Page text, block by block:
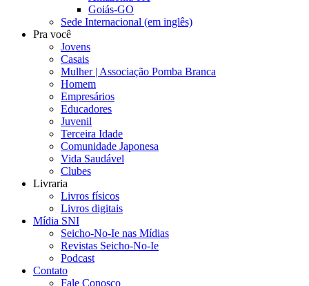
Goiás-GO
Sede Internacional (em inglês)
Pra você
Jovens
Casais
Mulher | Associação Pomba Branca
Homem
Empresários
Educadores
Juvenil
Terceira Idade
Comunidade Japonesa
Vida Saudável
Clubes
Livraria
Livros físicos
Livros digitais
Mídia SNI
Seicho-No-Ie nas Mídias
Revistas Seicho-No-Ie
Podcast
Contato
Fale Conosco